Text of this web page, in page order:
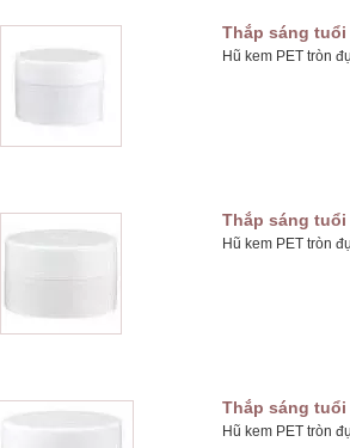
Thắp sáng tuổi
Hũ kem PET tròn
Thắp sáng tuổi
Hũ kem PET tròn
Thắp sáng tuổi
Hũ kem PET tròn